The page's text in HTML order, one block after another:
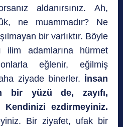
aldanırsınız. Ah,
ne muammadır? Ne
bir varlıktır. Böyle
ilim adamlarına hürmet
eğlenir, eğilmiş
ziyade binerler. İnsan
bir yüzü de, zayıfı,
Kendinizi ezdirmeyiniz.
Bir ziyafet, ufak bir